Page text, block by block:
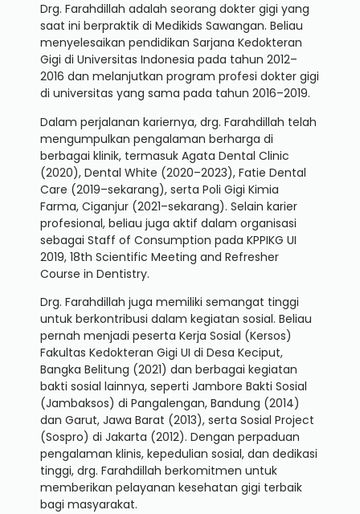
Drg. Farahdillah adalah seorang dokter gigi yang
saat ini berpraktik di Medikids Sawangan. Beliau
menyelesaikan pendidikan Sarjana Kedokteran
Gigi di Universitas Indonesia pada tahun 2012–
2016 dan melanjutkan program profesi dokter gigi
di universitas yang sama pada tahun 2016–2019.
Dalam perjalanan kariernya, drg. Farahdillah telah
mengumpulkan pengalaman berharga di
berbagai klinik, termasuk Agata Dental Clinic
(2020), Dental White (2020–2023), Fatie Dental
Care (2019–sekarang), serta Poli Gigi Kimia
Farma, Ciganjur (2021–sekarang). Selain karier
profesional, beliau juga aktif dalam organisasi
sebagai Staff of Consumption pada KPPIKG UI
2019, 18th Scientific Meeting and Refresher
Course in Dentistry.
Drg. Farahdillah juga memiliki semangat tinggi
untuk berkontribusi dalam kegiatan sosial. Beliau
pernah menjadi peserta Kerja Sosial (Kersos)
Fakultas Kedokteran Gigi UI di Desa Keciput,
Bangka Belitung (2021) dan berbagai kegiatan
bakti sosial lainnya, seperti Jambore Bakti Sosial
(Jambaksos) di Pangalengan, Bandung (2014)
dan Garut, Jawa Barat (2013), serta Sosial Project
(Sospro) di Jakarta (2012). Dengan perpaduan
pengalaman klinis, kepedulian sosial, dan dedikasi
tinggi, drg. Farahdillah berkomitmen untuk
memberikan pelayanan kesehatan gigi terbaik
bagi masyarakat.